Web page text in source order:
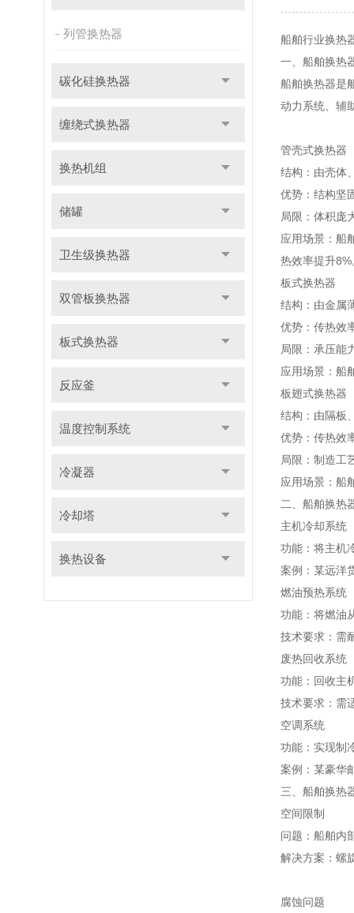
列管换热器
碳化硅换热器
缠绕式换热器
换热机组
储罐
卫生级换热器
双管板换热器
板式换热器
反应釜
温度控制系统
冷凝器
冷却塔
换热设备
船舶行业换热
一、船舶换热
船舶换热器是
动力系统、辅
管壳式换热器
结构：由壳体
优势：结构坚
局限：体积庞
应用场景：船
热效率提升8%
板式换热器
结构：由金属
优势：传热效
局限：承压能
应用场景：船
板翅式换热器
结构：由隔板
优势：传热效
局限：制造工
应用场景：船
二、船舶换热
主机冷却系统
功能：将主机
案例：某远洋
燃油预热系统
功能：将燃油
技术要求：需
废热回收系统
功能：回收主
技术要求：需
空调系统
功能：实现制
案例：某豪华
三、船舶换热
空间限制
问题：船舶内
解决方案：螺
腐蚀问题